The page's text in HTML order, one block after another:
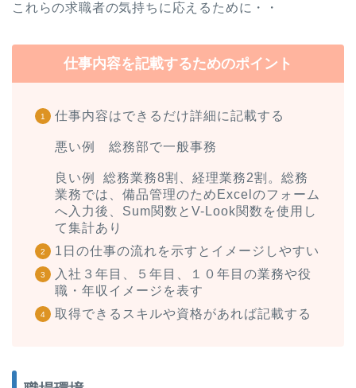
これらの求職者の気持ちに応えるために・・
仕事内容を記載するためのポイント
仕事内容はできるだけ詳細に記載する
悪い例 総務部で一般事務
良い例 総務業務8割、経理業務2割。総務
業務では、備品管理のためExcelのフォーム
へ入力後、Sum関数とV-Look関数を使用し
て集計あり
1日の仕事の流れを示すとイメージしやすい
入社３年目、５年目、１０年目の業務や役
職・年収イメージを表す
取得できるスキルや資格があれば記載する